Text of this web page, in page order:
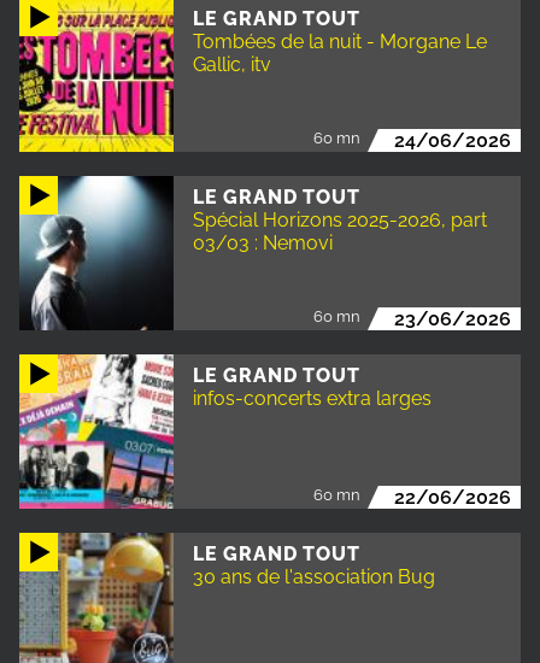
LE GRAND TOUT
Tombées de la nuit - Morgane Le
Gallic, itv
60 mn 24/06/2026
LE GRAND TOUT
Spécial Horizons 2025-2026, part
03/03 : Nemovi
60 mn 23/06/2026
LE GRAND TOUT
infos-concerts extra larges
60 mn 22/06/2026
LE GRAND TOUT
30 ans de l'association Bug